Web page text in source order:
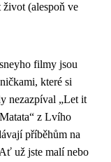
(alespoň ve
filmy jsou
které si
nezazpíval „Let it
z Lvího
příběhům na
už jste malí nebo